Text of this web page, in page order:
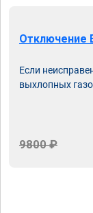
Отключение
Если
выхлопных
9800 ₽